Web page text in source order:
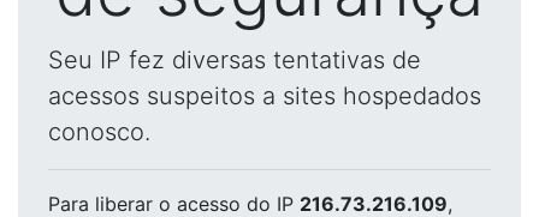
Seu IP fez diversas tentativas de
acessos suspeitos a sites hospedados
conosco.
Para liberar o acesso do IP 216.73.216.109,